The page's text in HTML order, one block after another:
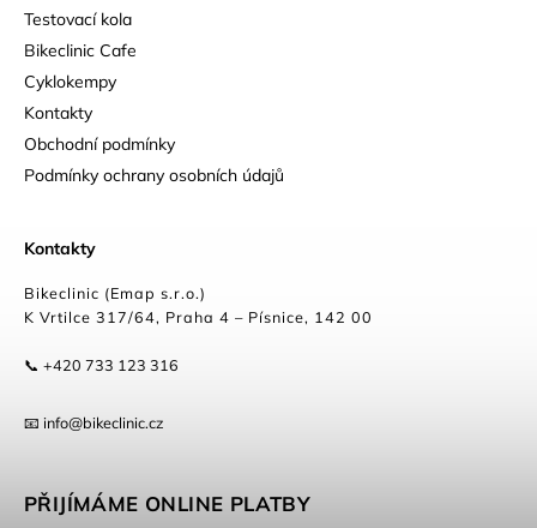
Testovací kola
Bikeclinic Cafe
Cyklokempy
Kontakty
Obchodní podmínky
Podmínky ochrany osobních údajů
Kontakty
Bikeclinic (Emap s.r.o.)
K Vrtilce 317/64, Praha 4 – Písnice, 142 00
📞 +420 733 123 316
📧 info@bikeclinic.cz
PŘIJÍMÁME ONLINE PLATBY